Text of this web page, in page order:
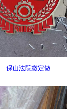
保山法院徽定做